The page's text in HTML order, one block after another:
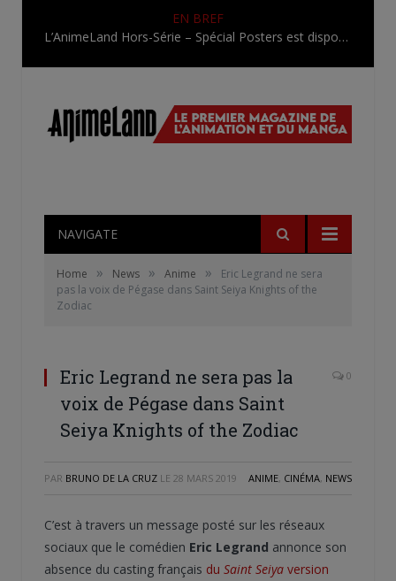
EN BREF
L’AnimeLand Hors-Série – Spécial Posters est disponible !
NAVIGATE
Home » News » Anime »
Eric Legrand ne sera
pas la voix de Pégase dans Saint Seiya Knights of the
Zodiac
Eric Legrand ne sera pas la
voix de Pégase dans Saint
Seiya Knights of the Zodiac
0
PAR BRUNO DE LA CRUZ LE 28 MARS 2019 ANIME, CINÉMA, NEWS
C’est à travers un message posté sur les réseaux
sociaux que le comédien Eric Legrand annonce son
absence du casting français du Saint Seiya version